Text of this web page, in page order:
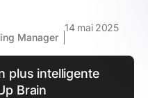
Manager
14 mai 2025
plus intelligente
Brain